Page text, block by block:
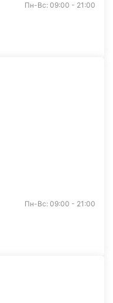
Пн-Вс: 09:00 - 21:00
Пн-Вс: 09:00 - 21:00